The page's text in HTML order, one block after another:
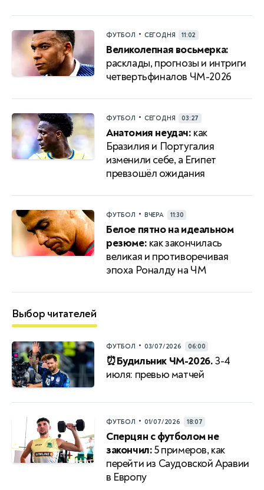
ФУТБОЛ • СЕГОДНЯ 11:02
Великолепная восьмерка:
расклады, прогнозы и интриги
четвертьфиналов ЧМ-2026
ФУТБОЛ • СЕГОДНЯ 03:27
Анатомия неудач: как
Бразилия и Португалия
изменили себе, а Египет
превзошёл ожидания
ФУТБОЛ • ВЧЕРА 11:30
Белое пятно на идеальном
резюме: как закончилась
великая и противоречивая
эпоха Роналду на ЧМ
Выбор читателей
ФУТБОЛ • 03/07/2026 06:00
⏰Будильник ЧМ-2026.3-4
июля: превью матчей
ФУТБОЛ • 01/07/2026 18:07
Сперцян с футболом не
закончил:5 примеров, как
перейти из Саудовской Аравии
в Европу